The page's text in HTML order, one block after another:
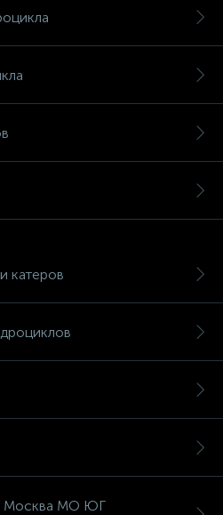
катеров
Москва МО ЮГ